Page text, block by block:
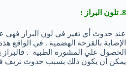
8. تلون البراز :
عند حدوث أي تغير في لون البراز فهي
الإصابة بالقرحة الهضمية . في الواقع
الحصول علي المشورة الطبية .
يمكن ان يكون ذلك بسبب حدوث نزيف